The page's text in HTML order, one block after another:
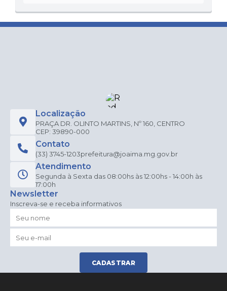
Localização
PRAÇA DR. OLINTO MARTINS, Nº 160, CENTRO
CEP: 39890-000
Contato
(33) 3745-1203prefeitura@joaima.mg.gov.br
Atendimento
Segunda à Sexta das 08:00hs às 12:00hs - 14:00h às
17:00h
Newsletter
Inscreva-se e receba informativos
CADASTRAR